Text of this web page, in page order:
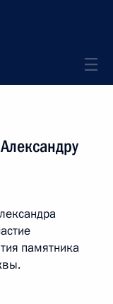
памятника